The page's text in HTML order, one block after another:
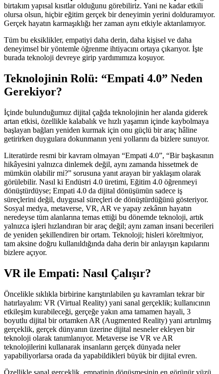
birtakım yapısal kısıtlar olduğunu görebiliriz. Yani ne kadar etkili
olursa olsun, hiçbir eğitim gerçek bir deneyimin yerini dolduramıyor.
Gerçek hayatın karmaşıklığı her zaman aynı etkiyle aktarılamıyor.
Tüm bu eksiklikler, empatiyi daha derin, daha kişisel ve daha
deneyimsel bir yöntemle öğrenme ihtiyacını ortaya çıkarıyor. İşte
burada teknoloji devreye girip yardımımıza koşuyor.
Teknolojinin Rolü: “Empati 4.0” Neden
Gerekiyor?
İçinde bulunduğumuz dijital çağda teknolojinin her alanda giderek
artan etkisi, özellikle kalabalık ve hızlı yaşamın içinde kaybolmaya
başlayan bağları yeniden kurmak için onu güçlü bir araç hâline
getirirken duygulara dokunmanın yeni yollarını da bizlere sunuyor.
Literatürde resmi bir kavram olmayan “Empati 4.0”, “Bir başkasının
hikâyesini yalnızca dinlemek değil, aynı zamanda hissetmek de
mümkün olabilir mi?” sorusuna yanıt arayan bir yaklaşım olarak
görülebilir. Nasıl ki Endüstri 4.0 üretimi, Eğitim 4.0 öğrenmeyi
dönüştürdüyse; Empati 4.0 da dijital dönüşümün sadece iş
süreçlerini değil, duygusal süreçleri de dönüştürdüğünü gösteriyor.
Sosyal medya, metaverse, VR, AR ve yapay zekânın hayatın
neredeyse tüm alanlarına temas ettiği bu dönemde teknoloji, artık
yalnızca işleri hızlandıran bir araç değil; aynı zaman insani becerileri
de yeniden şekillendiren bir ortam. Teknoloji; hisleri köreltmiyor,
tam aksine doğru kullanıldığında daha derin bir anlayışın kapılarını
bizlere açıyor.
VR ile Empati: Nasıl Çalışır?
Öncelikle sıklıkla birbirine karıştırılabilen şu kavramları tekrar bir
hatırlayalım: VR (Virtual Reality) yani sanal gerçeklik; kullanıcının
etkileşim kurabileceği, gerçeğe yakın ama tamamen hayali, 3
boyutlu dijital bir ortamken AR (Augmented Reality) yani artırılmış
gerçeklik, gerçek dünyanın üzerine dijital nesneler ekleyen bir
teknoloji olarak tanımlanıyor. Metaverse ise VR ve AR
teknolojilerini kullanarak insanların gerçek dünyada neler
yapabiliyorlarsa orada da yapabildikleri büyük bir dijital evren.
Özellikle sanal gerçeklik, empatinin dönüşmesinin en görünür yüzü